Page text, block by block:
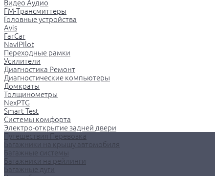
Видео Аудио
FM-Трансмиттеры
Головные устройства
Avis
FarCar
NaviPilot
Переходные рамки
Усилители
Диагностика Ремонт
Диагностические компьютеры
Домкраты
Толщинометры
NexPTG
Smart Test
Системы комфорта
Электро-открытие задней двери
Путешествия Перевозка
Багажники на крышу автомобиля
Багажные системы
Багажники на рейлинги
Багажные дуги